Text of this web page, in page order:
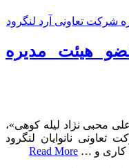
هیئت مدیره
محبی نژاد لیله کوهی»،
نانوایان لنگرود
کاری و … Read More